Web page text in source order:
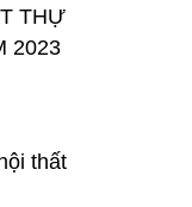
THỰ
2023
thất